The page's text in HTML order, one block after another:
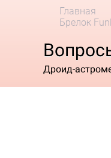
Главная
Брелок
Дроид-